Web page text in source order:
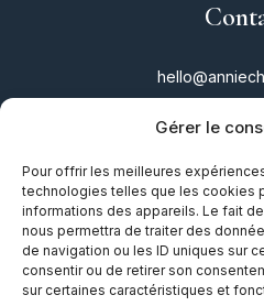
Gérer le
Pour offrir les meilleures
technologies telles que les cookies
informations des appareils. Le fait
nous permettra de traiter des
de navigation ou les ID uniques sur
consentir ou de retirer son
sur certaines caractéristiques et